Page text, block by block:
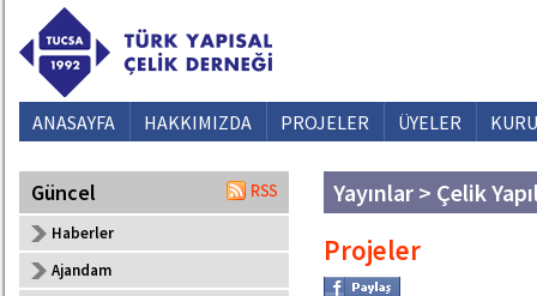
ANASAYFA HAKKIMIZDA PROJELER ÜYELER
Güncel
Haberler
Ajandam
Yayınlar > Çelik
Projeler